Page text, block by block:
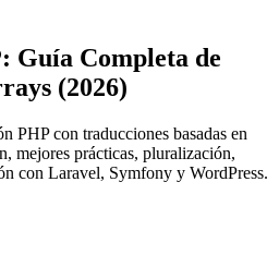
Guía Completa de
(2026)
PHP con traducciones basadas en
mejores prácticas, pluralización,
con Laravel, Symfony y WordPress.